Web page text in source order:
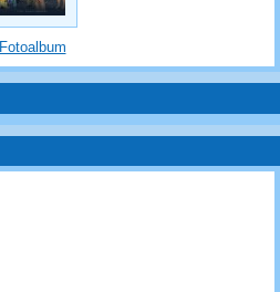
Fotoalbum